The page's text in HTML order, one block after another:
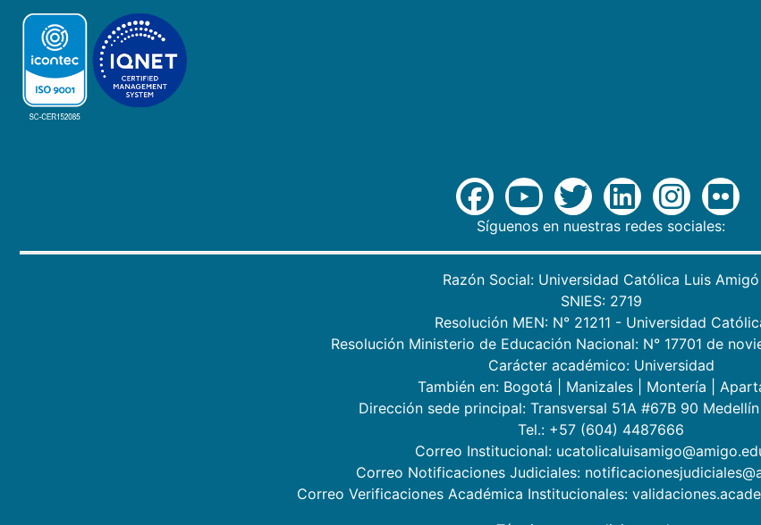
Síguenos en nuestras redes sociales:
Razón Social: Universidad Católica Luis Amigó
SNIES: 2719
Resolución MEN: N° 21211 - Universidad
Resolución Ministerio de Educación Nacional: N° 17701 de
Carácter académico: Universidad
También en: Bogotá Manizales Montería
Dirección sede principal: Transversal 51A #67B 90
Tel.: +57 (604) 4487666
Correo Institucional:
Correo Notificaciones Judiciales:
Correo Verificaciones Académica Institucionales: